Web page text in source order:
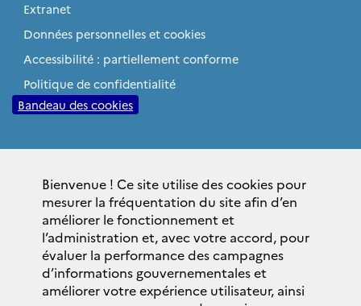
Bienvenue ! Ce site utilise des cookies pour
mesurer la fréquentation du site afin d’en
améliorer le fonctionnement et
l’administration et, avec votre accord, pour
évaluer la performance des campagnes
d’informations gouvernementales et
améliorer votre expérience utilisateur, ainsi
Extranet
Données personnelles et cookies
Accessibilité : partiellement conforme
Politique de confidentialité
Bandeau des cookies
gouvernement.fr
elysee.fr
service-public.fr
legifrance.gouv.fr
data.gouv.fr